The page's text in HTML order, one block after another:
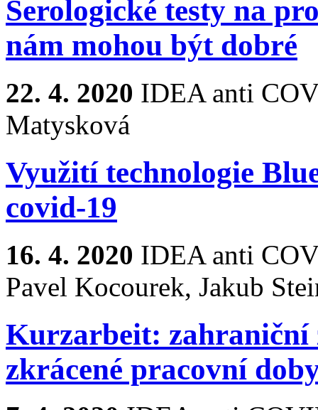
Serologické testy na
nám mohou být dobré
22. 4. 2020 IDEA anti
Matysková
Využití technologie
covid-19
16. 4. 2020 IDEA anti
Pavel Kocourek, Jakub
Kurzarbeit: zahraniční
zkrácené pracovní